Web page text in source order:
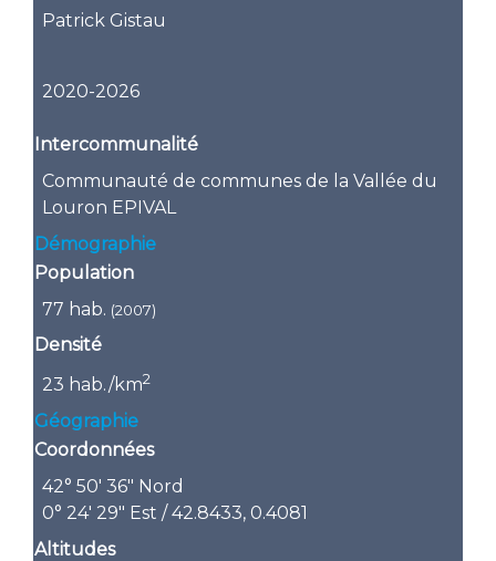
Patrick Gistau
2020-2026
Intercommunalité
Communauté de communes de la Vallée du
Louron EPIVAL
Démographie
Population
77 hab. (2007)
Densité
23 hab./km2
Géographie
Coordonnées
42° 50′ 36″ Nord
0° 24′ 29″ Est / 42.8433, 0.4081
Altitudes